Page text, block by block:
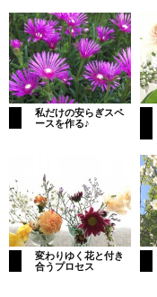
私だけの安らぎスペ
ースを作る♪
変わりゆく花と付き
合うプロセス